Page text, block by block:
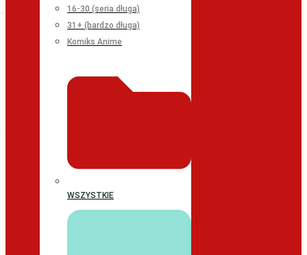
16-30 (seria długa)
31+ (bardzo długa)
Komiks Anime
WSZYSTKIE